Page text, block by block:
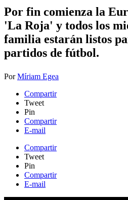
​Por fin comienza la
'La Roja' y todos los
familia estarán listos
partidos de fútbol.
PorMíriam Egea
Compartir
Tweet
Pin
Compartir
E-mail
Compartir
Tweet
Pin
Compartir
E-mail